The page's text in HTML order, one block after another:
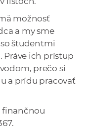
možnosť
a my sme
študentmi
Práve ich prístup
prečo si
a prídu pracovať
finančnou